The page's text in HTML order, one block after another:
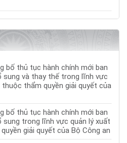
bố thủ tục hành chính mới ban
và thay thế trong lĩnh vực
thẩm quyền giải quyết của
bố thủ tục hành chính mới ban
trong lĩnh vực quản lý xuất
giải quyết của Bộ Công an